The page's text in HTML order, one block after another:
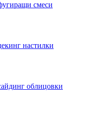
смеси
настилки
облицовки